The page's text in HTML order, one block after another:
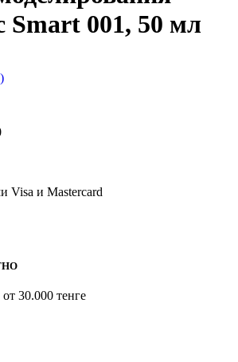
Smart 001, 50 мл
Visa и Mastercard
30.000 тенге